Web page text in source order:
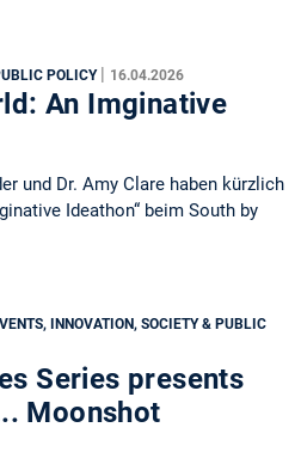
POLICY | 16.04.2026
An Imginative
und Dr. Amy Clare haben kürzlich
Ideathon“ beim South by
INNOVATION, SOCIETY & PUBLIC
Series presents
Moonshot